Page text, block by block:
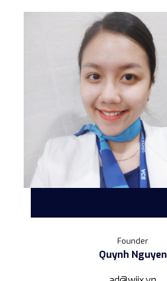
Founder
Quynh Nguyen